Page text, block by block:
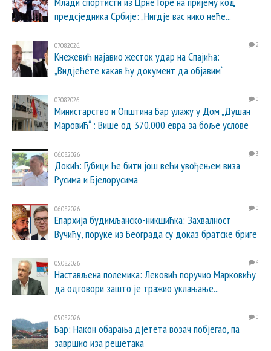
предсједника Србије: „Нигдје вас нико неће...
07.08.2026. 2
Кнежевић најавио жесток удар на Спајића:
„Видјећете какав ћу документ да објавим“
07.08.2026. 0
Министарство и Општина Бар улажу у Дом „Душан
Маровић“ : Више од 370.000 евра за боље услове
06.08.2026. 3
Докић: Губици ће бити још већи увођењем виза
Русима и Бјелорусима
06.08.2026. 0
Епархија будимљанско-никшићка: Захвалност
Вучићу, поруке из Београда су доказ братске бриге
05.08.2026. 6
Настављена полемика: Лековић поручио Марковићу
да одговори зашто је тражио уклањање...
05.08.2026. 0
Бар: Након обарања дјетета возач побјегао, па
завршио иза решетака